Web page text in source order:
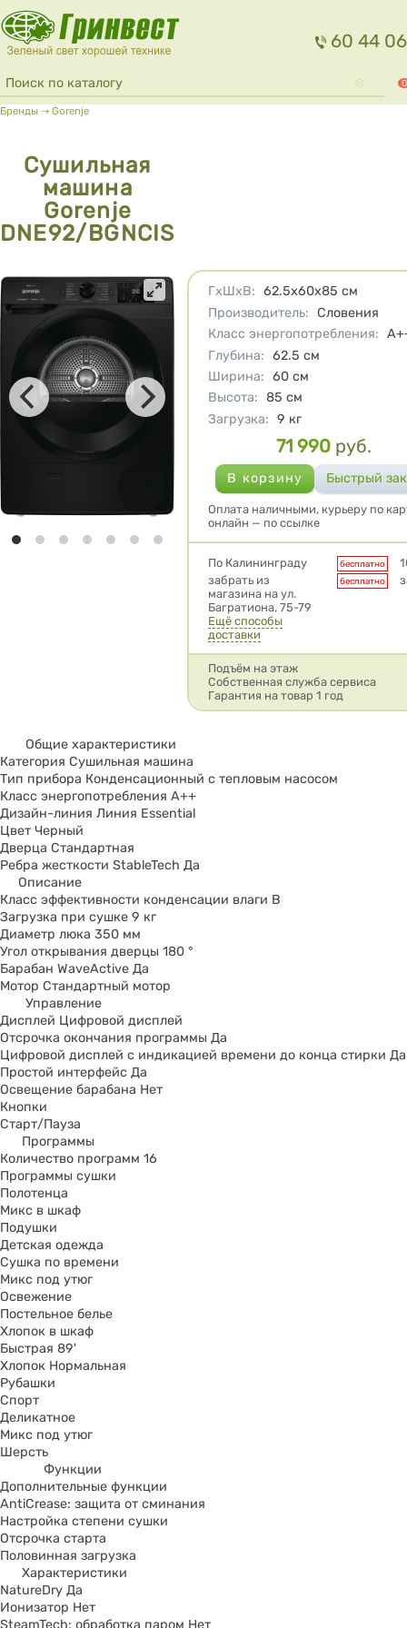
Перейти к основному содержанию
60 44 06
Форма поиска
Поиск 0
Вы здесь
Бренды ⇢ Gorenje
Сушильная
машина
Gorenje
DNE92/BGNCIS
Характеристики
ГхШхВ: 62.5х60х85 см
Производитель: Словения
Класс энергопотребления:
Глубина: 62.5 см
Ширина: 60 см
Высота: 85 см
Загрузка: 9 кг
Цена
71 990 руб.
Оплата наличными, курьеру по
онлайн — по ссылке
Условия доставки
По Калининграду бесплатно
забрать из
магазина на ул.
Багратиона, 75-79
бесплатно
Ещё способы
доставки
Подъём на этаж
Собственная служба сервиса
Гарантия на товар 1 год
Общие характеристики
Категория Сушильная машина
Тип прибора Конденсационный с тепловым насосом
Класс энергопотребления A++
Дизайн-линия Линия Essential
Цвет Черный
Дверца Стандартная
Ребра жесткости StableTech Да
Описание
Класс эффективности конденсации влаги B
Загрузка при сушке 9 кг
Диаметр люка 350 мм
Угол открывания дверцы 180 °
Барабан WaveActive Да
Mотор Стандартный мотор
Управление
Дисплей Цифровой дисплей
Отсрочка окончания программы Да
Цифровой дисплей с индикацией времени до конца стирки Да
Простой интерфейс Да
Освещение барабана Нет
Кнопки
Старт/Пауза
Программы
Количество программ 16
Программы сушки
Полотенца
Микс в шкаф
Подушки
Детская одежда
Сушка по времени
Микс под утюг
Освежение
Постельное белье
Хлопок в шкаф
Быстрая 89'
Хлопок Нормальная
Рубашки
Спорт
Деликатное
Микс под утюг
Шерсть
Функции
Дополнительные функции
AntiCrease: защита от сминания
Настройка степени сушки
Отсрочка старта
Половинная загрузка
Характеристики
NatureDry Да
Ионизатор Нет
SteamTech: обработка паром Нет